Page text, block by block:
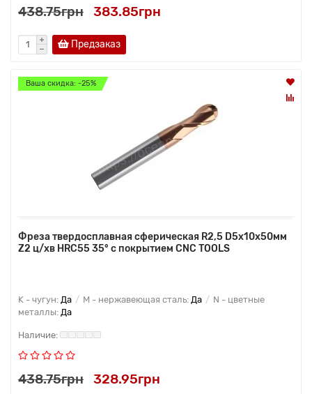
438.75грн 383.85грн
Предзаказ
Ваша скидка: -25%
Фреза твердосплавная сферическая R2,5 D5x10x50мм
Z2 ц/хв HRC55 35° с покрытием CNC TOOLS
K - чугун: Да M - нержавеющая сталь: Да
N - цветные
металлы: Да
438.75грн 328.95грн